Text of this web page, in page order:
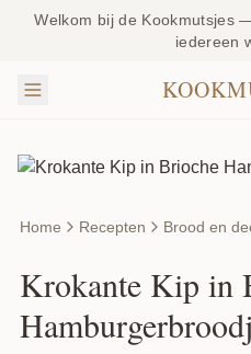
Welkom bij de Kookmutsjes
iedereen
Home Recepten Brood en
Krokante Kip in